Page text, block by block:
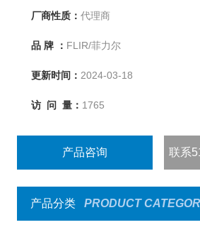
厂商性质： 代理商
品 牌 ： FLIR/菲力尔
更新时间： 2024-03-18
访 问 量： 1765
产品咨询 联系
产品分类 PRODUCT